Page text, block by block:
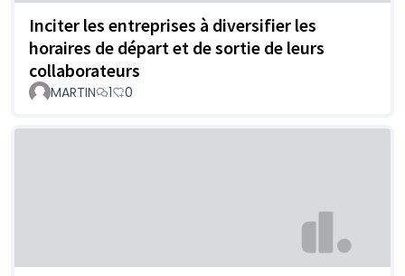
Inciter les entreprises à diversifier les
horaires de départ et de sortie de leurs
collaborateurs
MARTIN 1 0